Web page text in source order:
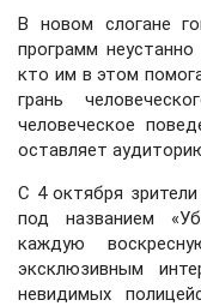
В новом слогане
программ
кто им в этом
грань
человеческое
оставляет
С 4 октября
под названием
каждую
эксклюзивным
невидимых